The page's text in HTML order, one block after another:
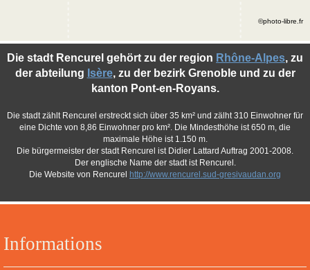
Informations
Die stadt Rencurel gehört zu der region Rhône-Alpes, zu
der abteilung Isère, zu der bezirk Grenoble und zu der
kanton Pont-en-Royans.
Die stadt zählt Rencurel erstreckt sich über 35 km² und zälht 310 Einwohner für
eine Dichte von 8,86 Einwohner pro km². Die Mindesthöhe ist 650 m, die
maximale Höhe ist 1.150 m.
Die bürgermeister der stadt Rencurel ist Didier Lattard Auftrag 2001-2008.
Der englische Name der stadt ist Rencurel.
Die Website von Rencurel
http://www.rencurel.sud-gresivaudan.org
©photo-libre.fr